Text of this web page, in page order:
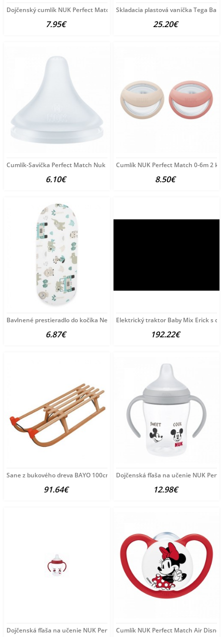
Dojčenský cumlík NUK Perfect Match Air Night FIREFLY/LION
7.95€
Skladacia plastová vanička Tega
25.20€
Cumlík-Savička Perfect Match Nuk M (3+) 2 ks transparentná
6.10€
Cumlík NUK Perfect Match 0-6m 2 ks
8.50€
Bavlnené prestieradlo do kočíka New Baby Safari II 35x75
6.87€
Elektrický traktor Baby Mix Erick s
192.22€
Sane z bukového dreva BAYO 100cm transparentná
91.64€
Dojčenská fľaša na učenie NUK
12.98€
Dojčenská fľaša na učenie NUK Perfect Match DISNEY
Cumlík NUK Perfect Match Air